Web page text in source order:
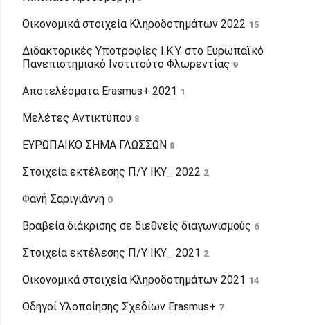
Οικονομικά στοιχεία Κληροδοτημάτων 2022 15
Διδακτορικές Υποτροφίες Ι.Κ.Υ. στο Ευρωπαϊκό
Πανεπιστημιακό Ινστιτούτο Φλωρεντίας 9
Αποτελέσματα Erasmus+ 2021 1
Μελέτες Αντικτύπου 8
ΕΥΡΩΠΑΙΚΟ ΣΗΜΑ ΓΛΩΣΣΩΝ 8
Στοιχεία εκτέλεσης Π/Υ ΙΚΥ_ 2022 2
Φανή Σαριγιάννη 0
Βραβεία διάκρισης σε διεθνείς διαγωνισμούς 6
Στοιχεία εκτέλεσης Π/Υ ΙΚΥ_ 2021 2
Οικονομικά στοιχεία Κληροδοτημάτων 2021 14
Οδηγοί Υλοποίησης Σχεδίων Erasmus+ 7